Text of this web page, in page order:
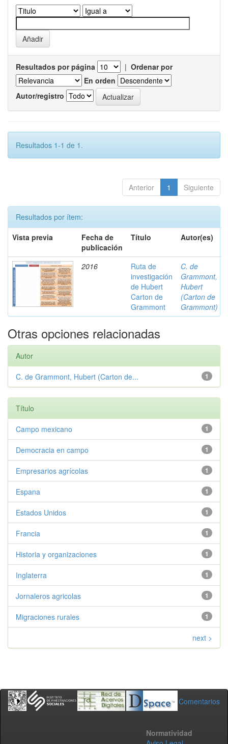
Resultados por página | Ordenar por
En orden
Autor/registro
Resultados 1-1 de 1.
Anterior 1 Siguiente
Resultados por ítem:
Vista previa
Fecha de
publicación
Título Autor(es)
2016
Ruta de
investigación
de Hubert
Carton de
Grammont
C. de
Grammont,
Hubert
(Carton de
Grammont)
Otras opciones relacionadas
Autor
1
C. de Grammont, Hubert (Carton de...
Título
1
Campo mexicano
1
Democracia en campo
1
Empresarios agrícolas
1
Espana
1
Estados Unidos
1
Francia
1
Historia y organizaciones
1
Inglaterra
1
Jornaleros agricolas
1
Migraciones rurales
next >
Comentarios
Normatividad